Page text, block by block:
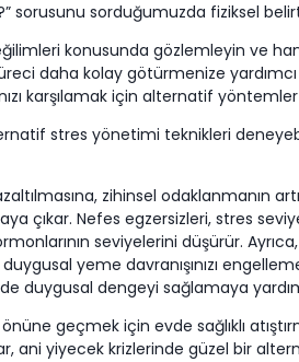
sorusunu sorduğumuzda fiziksel
konusunda gözlemleyin ve
daha kolay götürmenize
karşılamak için alternatif yöntemler
stres yönetimi teknikleri
zihinsel odaklanmanın
çıkar. Nefes egzersizleri, stres
seviyelerini düşürür.
duygusal yeme davranışınızı
duygusal dengeyi sağlamaya
geçmek için evde sağlıklı
ani yiyecek krizlerinde güzel bir